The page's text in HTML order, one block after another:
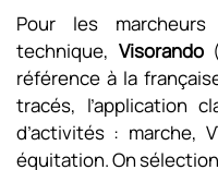
Pour les
technique, Visorando
référence à la
tracés, l’application
d’activités : marche,
équitation. On